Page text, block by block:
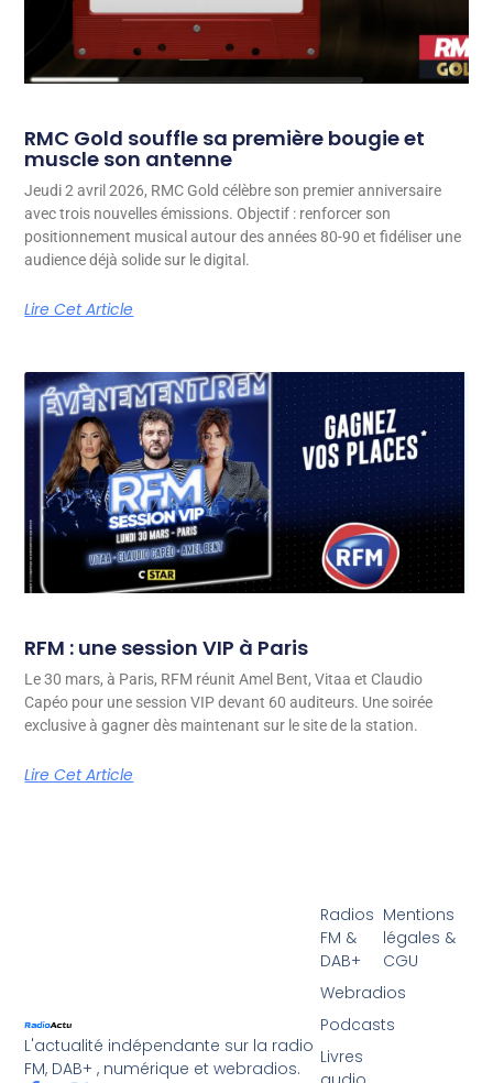
RMC Gold souffle sa première bougie et
muscle son antenne
Jeudi 2 avril 2026, RMC Gold célèbre son premier anniversaire
avec trois nouvelles émissions. Objectif : renforcer son
positionnement musical autour des années 80-90 et fidéliser une
audience déjà solide sur le digital.
Lire Cet Article
RFM : une session VIP à Paris
Le 30 mars, à Paris, RFM réunit Amel Bent, Vitaa et Claudio
Capéo pour une session VIP devant 60 auditeurs. Une soirée
exclusive à gagner dès maintenant sur le site de la station.
Lire Cet Article
L'actualité indépendante sur la radio
FM, DAB+ , numérique et webradios.
Radios
FM &
DAB+
Webradios
Podcasts
Livres
Mentions
légales &
CGU